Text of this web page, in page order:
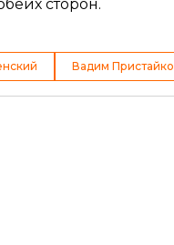
сторон.
Вадим Пристайко